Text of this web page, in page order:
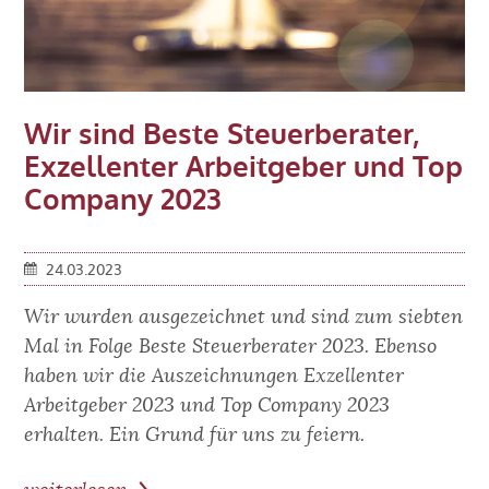
Wir sind Beste Steuerberater,
Exzellenter Arbeitgeber und Top
Company 2023
24.03.2023
Wir wurden ausgezeichnet und sind zum siebten
Mal in Folge Beste Steuerberater 2023. Ebenso
haben wir die Auszeichnungen Exzellenter
Arbeitgeber 2023 und Top Company 2023
erhalten. Ein Grund für uns zu feiern.